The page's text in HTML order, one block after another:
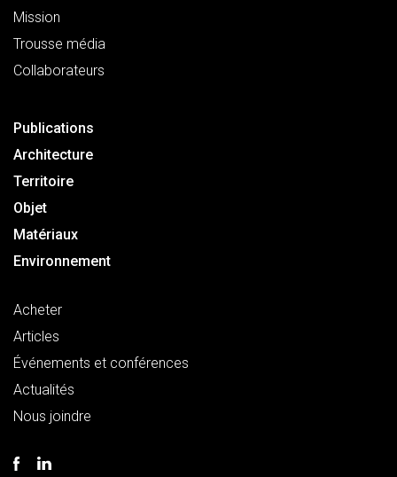
Mission
Trousse média
Collaborateurs
Publications
Architecture
Territoire
Objet
Matériaux
Environnement
Acheter
Articles
Événements et conférences
Actualités
Nous joindre